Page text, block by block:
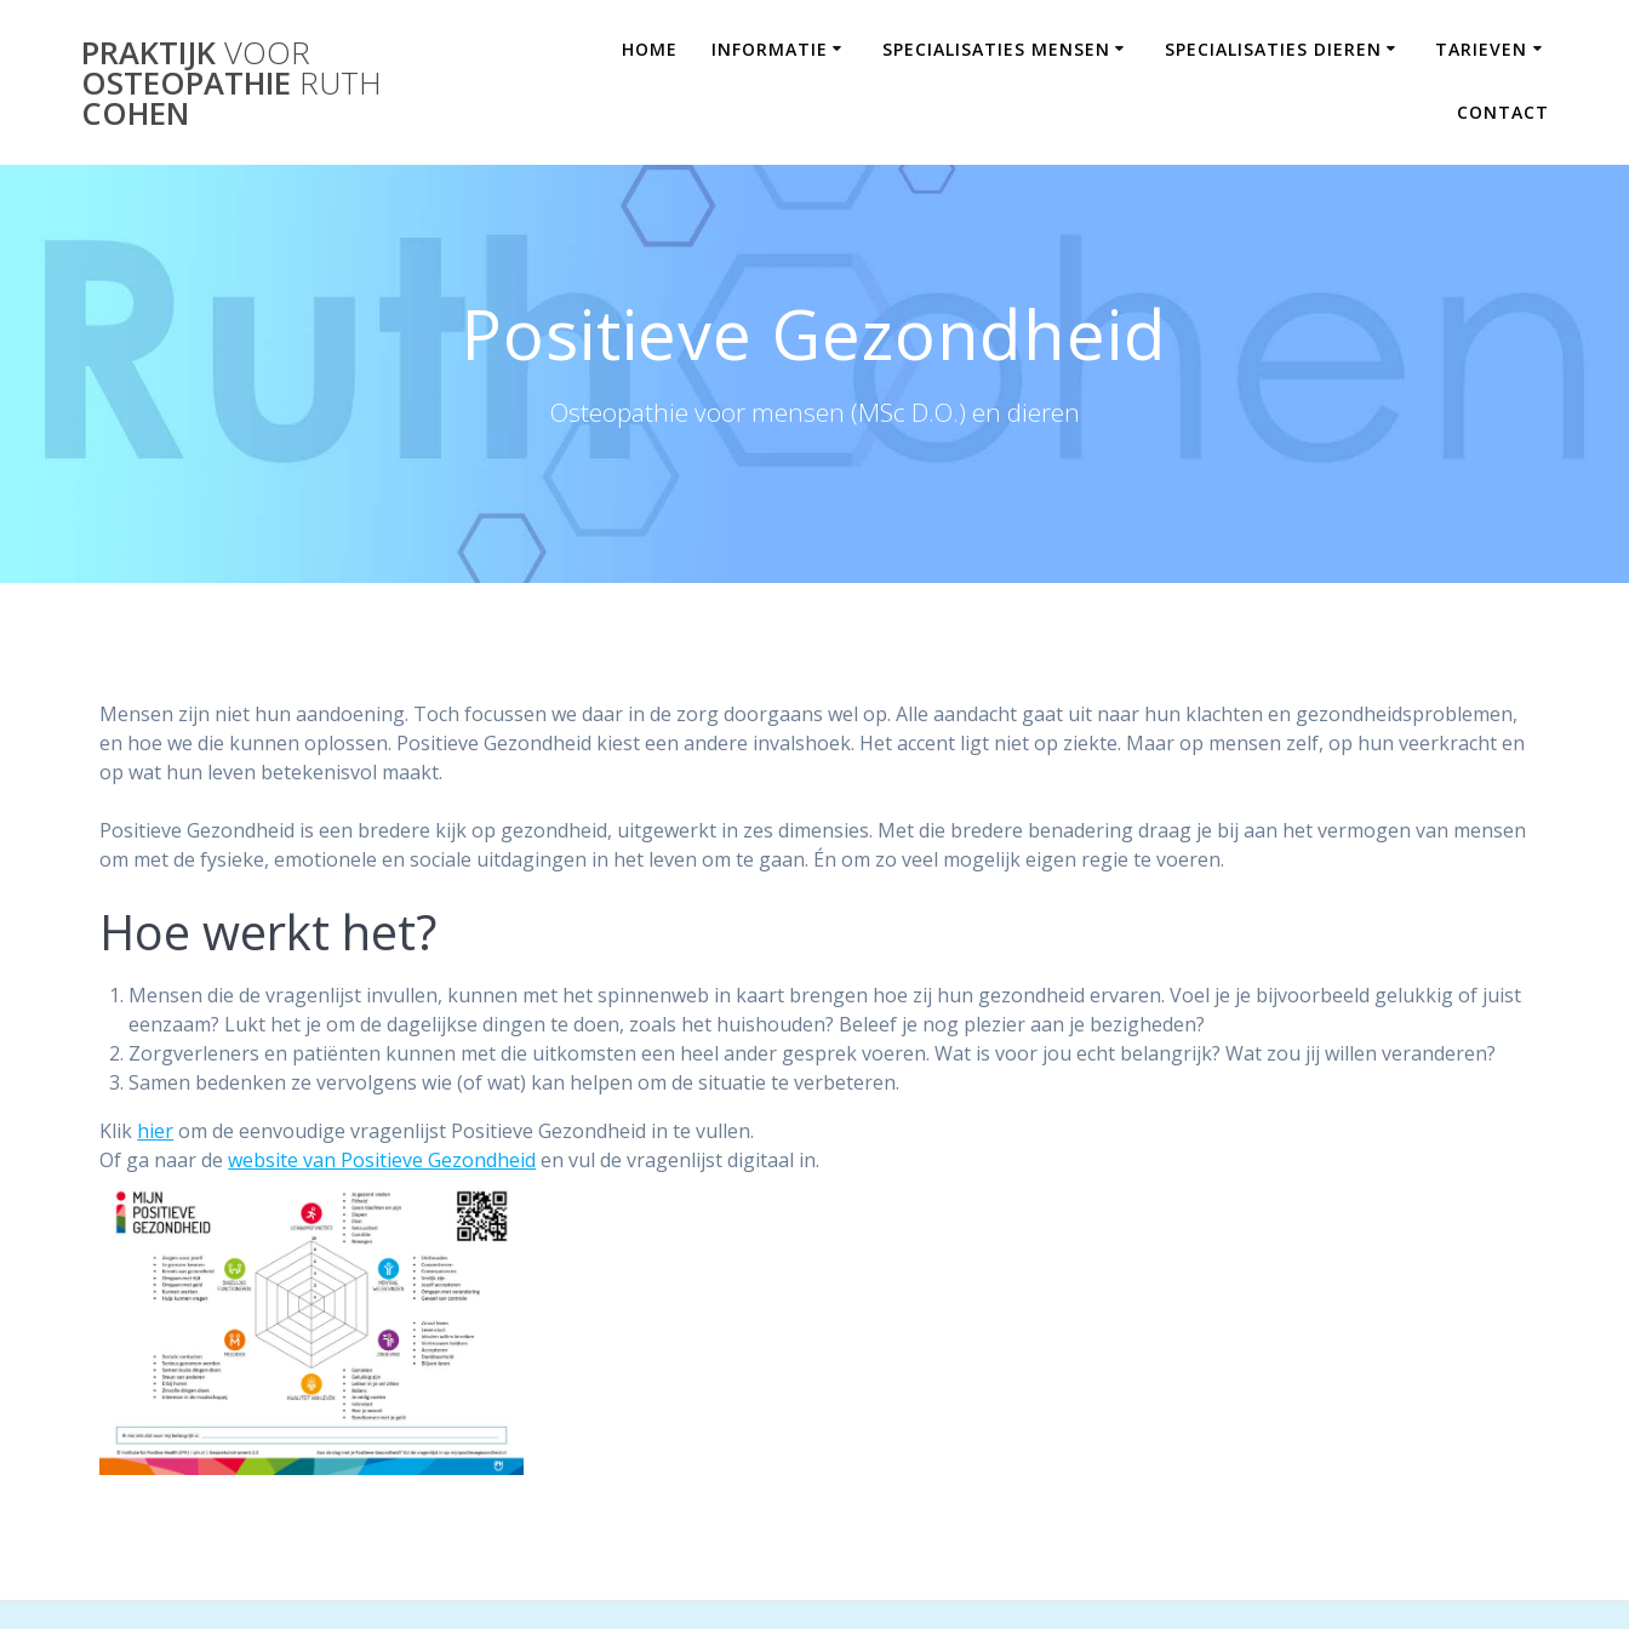
PRAKTIJK VOOR
OSTEOPATHIE RUTH
COHEN
HOME INFORMATIE SPECIALISATIES MENSEN SPECIALISATIES DIEREN TARIEVEN
CONTACT
Positieve Gezondheid
Osteopathie voor mensen (MSc D.O.) en dieren
Mensen zijn niet hun aandoening. Toch focussen we daar in de zorg doorgaans wel op. Alle aandacht gaat uit naar hun klachten en gezondheidsproblemen,
en hoe we die kunnen oplossen. Positieve Gezondheid kiest een andere invalshoek. Het accent ligt niet op ziekte. Maar op mensen zelf, op hun veerkracht en
op wat hun leven betekenisvol maakt.
Positieve Gezondheid is een bredere kijk op gezondheid, uitgewerkt in zes dimensies. Met die bredere benadering draag je bij aan het vermogen van mensen
om met de fysieke, emotionele en sociale uitdagingen in het leven om te gaan. Én om zo veel mogelijk eigen regie te voeren.
Hoe werkt het?
Mensen die de vragenlijst invullen, kunnen met het spinnenweb in kaart brengen hoe zij hun gezondheid ervaren. Voel je je bijvoorbeeld gelukkig of juist
eenzaam? Lukt het je om de dagelijkse dingen te doen, zoals het huishouden? Beleef je nog plezier aan je bezigheden?
Zorgverleners en patiënten kunnen met die uitkomsten een heel ander gesprek voeren. Wat is voor jou echt belangrijk? Wat zou jij willen veranderen?
Samen bedenken ze vervolgens wie (of wat) kan helpen om de situatie te verbeteren.
Klik hierom de eenvoudige vragenlijst Positieve Gezondheid in te vullen.
Of ga naar dewebsite van Positieve Gezondheid en vul de vragenlijst digitaal in.